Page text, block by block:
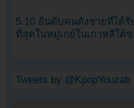
5.10 อันดับคนดังชายที่ได้
ที่สุดในหมู่เกย์ในเกาหลีใต้
Tweets by @KpopYouzab